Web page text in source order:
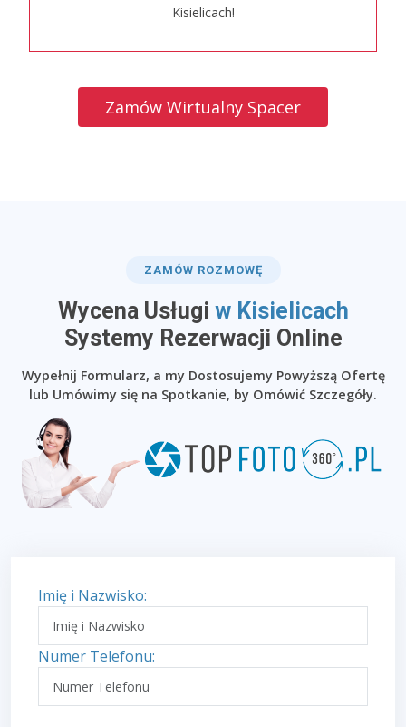
Kisielicach!
Zamów Wirtualny Spacer
ZAMÓW ROZMOWĘ
Wycena Usługi w Kisielicach
​Systemy Rezerwacji Online
Wypełnij Formularz, a my Dostosujemy Powyższą Ofertę
lub Umówimy się na Spotkanie, by Omówić Szczegóły.
Imię i Nazwisko:
Numer Telefonu: